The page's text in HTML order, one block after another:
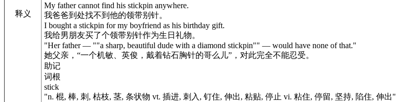
释义
My father cannot find his stickpin anywhere.
我爸爸到处找不到他的领带别针。
I bought a stickpin for my boyfriend as his birthday gift.
我给男朋友买了个领带别针作为生日礼物。
"Her father — ""a sharp, beautiful dude with a diamond stickpin"" — would have none of that."
她父亲，“一个机敏、英俊，戴着钻石胸针的哥么儿”，对此完全不能忍受。
助记
词根
stick
"n. 棍, 棒, 刺, 枯枝, 茎, 条状物 vt. 插进, 刺入, 钉住, 伸出, 粘贴, 停止 vi. 粘住, 停留, 坚持, 陷住, 伸出"